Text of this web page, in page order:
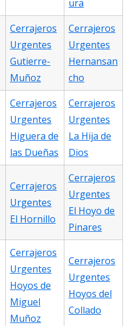
ura
Cerrajeros
Urgentes
Gutierre-
Muñoz
Cerrajeros
Urgentes
Hernansan
cho
Cerrajeros
Urgentes
Higuera de
las Dueñas
Cerrajeros
Urgentes
La Hija de
Dios
Cerrajeros
Urgentes
El Hornillo
Cerrajeros
Urgentes
El Hoyo de
Pinares
Cerrajeros
Urgentes
Hoyos de
Miguel
Muñoz
Cerrajeros
Urgentes
Hoyos del
Collado